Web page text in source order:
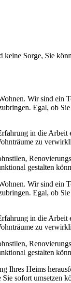
Sorge, Sie
Wir sind ein
Egal, ob
in die
zu
gestalten
Wir sind ein
Egal, ob
in die
zu
gestalten
Ihres Heims
sofort